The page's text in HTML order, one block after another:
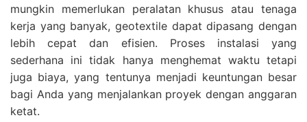
mungkin memerlukan peralatan khusus atau tenaga
kerja yang banyak, geotextile dapat dipasang dengan
lebih cepat dan efisien. Proses instalasi yang
sederhana ini tidak hanya menghemat waktu tetapi
juga biaya, yang tentunya menjadi keuntungan besar
bagi Anda yang menjalankan proyek dengan anggaran
ketat.